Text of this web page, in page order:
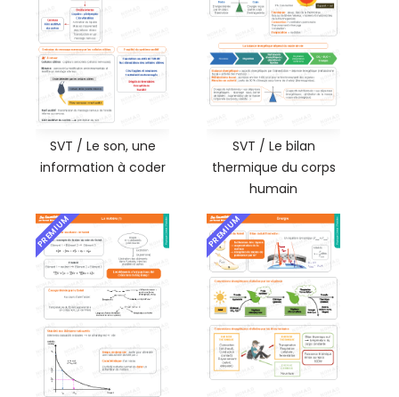
SVT / Le son, une
information à coder
SVT / Le bilan
thermique du corps
humain
PREMIUM PREMIUM